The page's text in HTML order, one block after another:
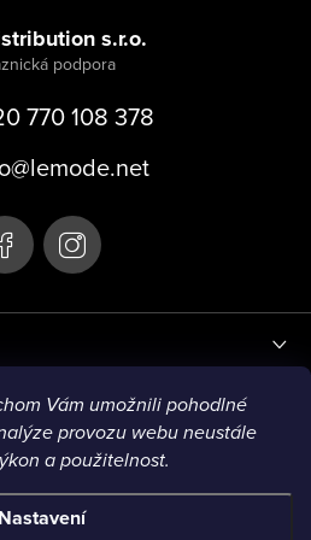
Vám umožnili pohodlné
provozu webu neustále
a použitelnost.
Nastavení
s.r.o.
770 108 378
@lemode.net